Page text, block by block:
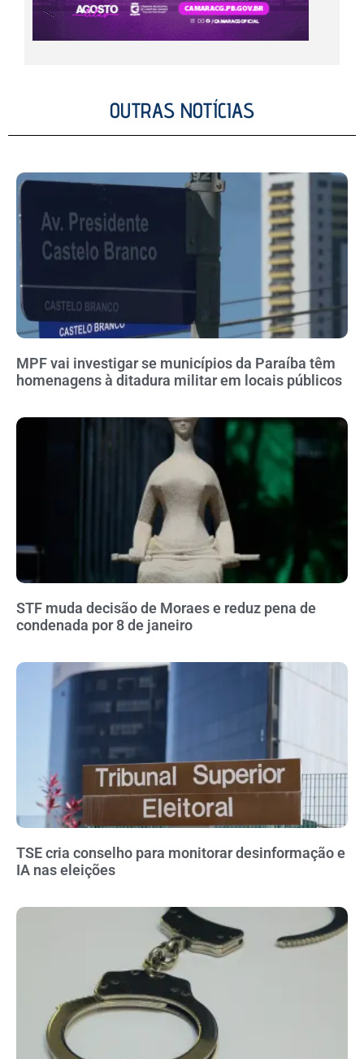
OUTRAS NOTÍCIAS
MPF vai investigar se municípios da Paraíba têm
homenagens à ditadura militar em locais públicos
STF muda decisão de Moraes e reduz pena de
condenada por 8 de janeiro
TSE cria conselho para monitorar desinformação e
IA nas eleições